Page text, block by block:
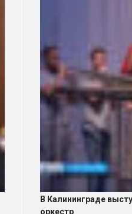
В Калининграде
оркестр